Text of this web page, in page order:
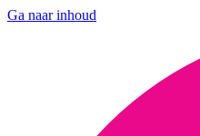
Ga naar inhoud